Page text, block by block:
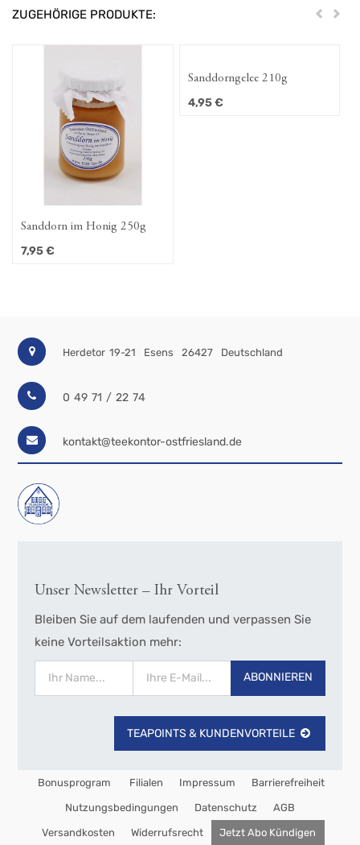
ZUGEHÖRIGE PRODUKTE: Zurück
Sanddorn im Honig 250g
7,95€
Sanddorngelee 210g
4,95€
Herdetor 19-21 Esens 26427 Deutschland
0 49 71 / 22 74
kontakt@teekontor-ostfriesland.de
Unser Newsletter – Ihr Vorteil
Bleiben Sie auf dem laufenden und verpassen Sie
keine Vorteilsaktion mehr:
ABONNIEREN
TEAPOINTS & KUNDENVORTEILE
Bonusprogram Filialen Impressum Barrierefreiheit
Nutzungsbedingungen Datenschutz AGB
Versandkosten Widerrufsrecht Jetzt Abo Kündigen